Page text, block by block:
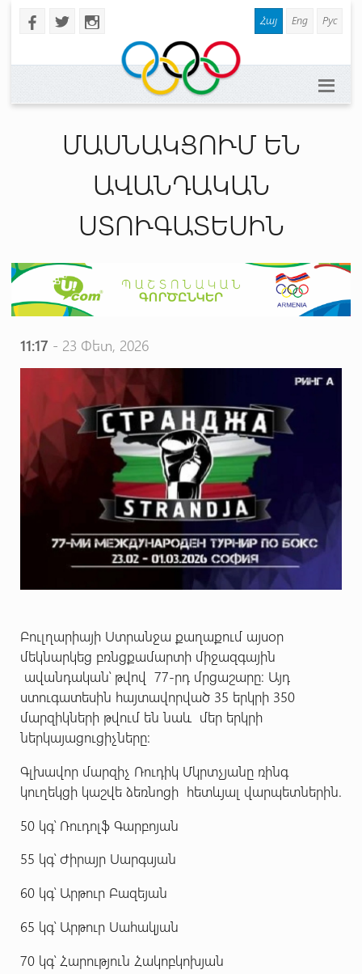
b a x Հայ Eng Рус
ՄԱՍՆԱԿՑՈՒՄ ԵՆ
ԱՎԱՆԴԱԿԱՆ
ՍՏՈՒԳԱՏԵՍԻՆ
11:17 - 23 Փետ, 2026
Բուլղարիայի Ստրանջա քաղաքում այսօր
մեկնարկեց բռնցքամարտի միջազգային
ավանդական՝ թվով 77-րդ մրցաշարը։ Այդ
ստուգատեսին հայտավորված 35 երկրի 350
մարզիկների թվում են նաև մեր երկրի
ներկայացուցիչները:
Գլխավոր մարզիչ Ռուդիկ Մկրտչյանը ռինգ
կուղեկցի կաշվե ձեռնոցի հետևյալ վարպետներին.
50 կգ՝ Ռուդոլֆ Գարբոյան
55 կգ՝ Ժիրայր Սարգսյան
60 կգ՝ Արթուր Բազեյան
65 կգ՝ Արթուր Սահակյան
70 կգ՝ Հարություն Հակոբկոխյան